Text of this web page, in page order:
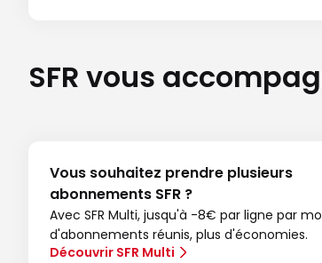
SFR vous
Vous souhaitez prendre plusieurs
abonnements SFR ?
Avec SFR Multi, jusqu'à -8€ par ligne par
d'abonnements réunis, plus d'économies.
Découvrir SFR Multi